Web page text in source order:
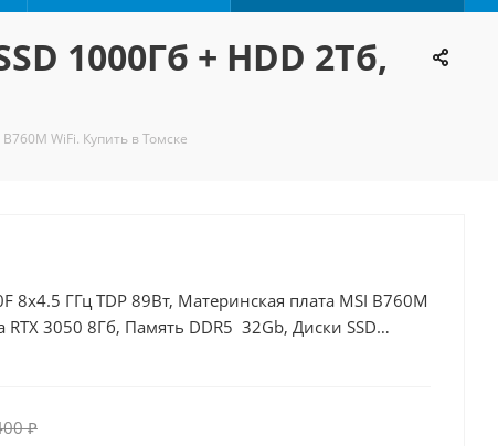
1000Гб + HDD 2Тб,
WiFi. Купить в Томске
8x4.5 ГГц TDP 89Вт, Материнская плата MSI B760M
RTX 3050 8Гб, Память DDR5 32Gb, Диски SSD
₽